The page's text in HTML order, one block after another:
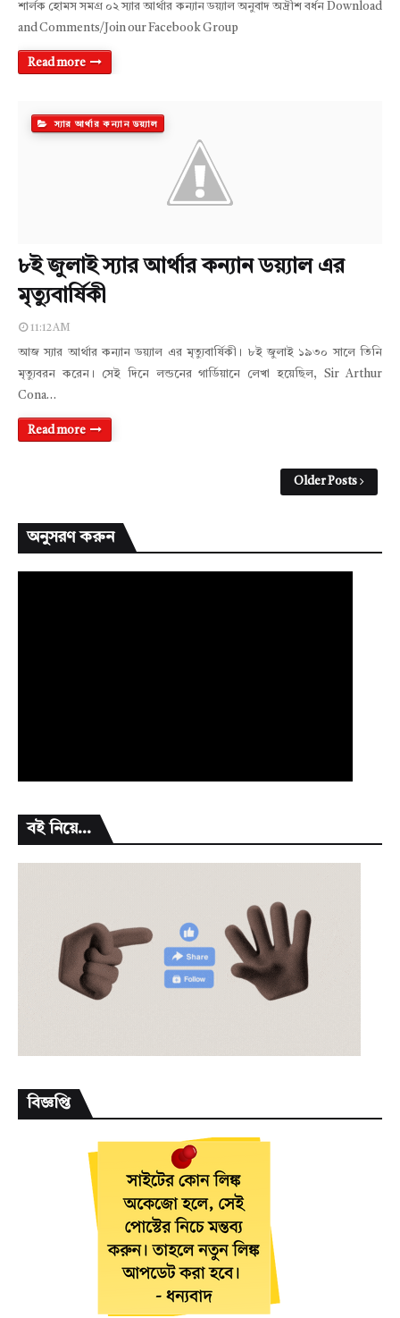
শার্লক হোমস সমগ্র ০২ স্যার আর্থার কন্যান ডয়্যাল অনুবাদ অদ্রীশ বর্ধন Download
and Comments/Join our Facebook Group
Read more
স্যার আর্থার কন্যান ডয়্যাল
৮ই জুলাই স্যার আর্থার কন্যান ডয়্যাল এর
মৃত্যুবার্ষিকী
11:12 AM
আজ স্যার আর্থার কন্যান ডয়্যাল এর মৃত্যুবার্ষিকী। ৮ই জুলাই ১৯৩০ সালে তিনি
মৃত্যুবরন করেন। সেই দিনে লন্ডনের গার্ডিয়ানে লেখা হয়েছিল, Sir Arthur
Cona…
Read more
Older Posts
অনুসরণ করুন
বই নিয়ে...
বিজ্ঞপ্তি